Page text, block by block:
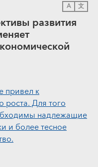
A 文
развития
привел к
роста. Для того
надлежащие
и более тесное